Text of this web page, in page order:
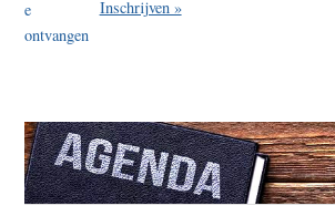
Inschrijven »